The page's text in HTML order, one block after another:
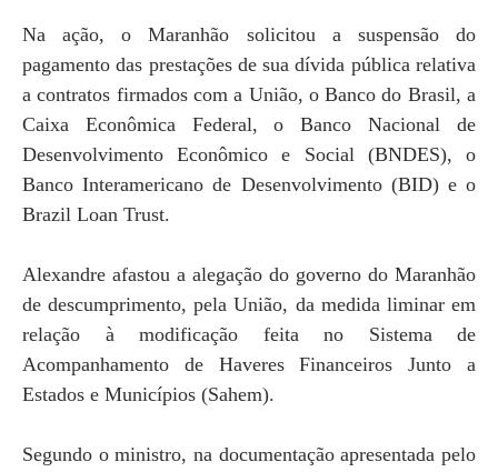
Na ação, o Maranhão solicitou a suspensão do
pagamento das prestações de sua dívida pública relativa
a contratos firmados com a União, o Banco do Brasil, a
Caixa Econômica Federal, o Banco Nacional de
Desenvolvimento Econômico e Social (BNDES), o
Banco Interamericano de Desenvolvimento (BID) e o
Brazil Loan Trust.
Alexandre afastou a alegação do governo do Maranhão
de descumprimento, pela União, da medida liminar em
relação à modificação feita no Sistema de
Acompanhamento de Haveres Financeiros Junto a
Estados e Municípios (Sahem).
Segundo o ministro, na documentação apresentada pelo